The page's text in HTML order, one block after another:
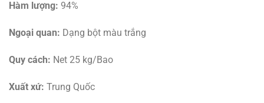
Hàm lượng: 94%
Ngoại quan: ​Dạng bột màu trắng
Quy cách: Net 25 kg/Bao
Xuất xứ:​ Trung Quốc